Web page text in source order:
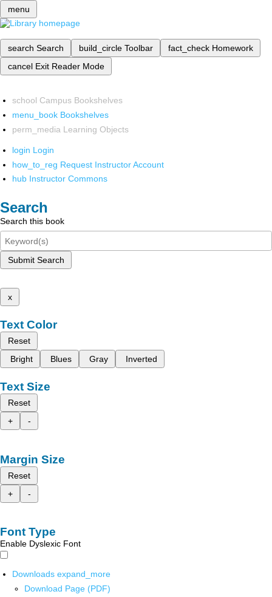
menu
search Search build_circle Toolbar fact_check Homework
cancel Exit Reader Mode
school Campus Bookshelves
menu_book Bookshelves
perm_media Learning Objects
login Login
how_to_reg Request Instructor Account
hub Instructor Commons
Search
Search this book
Submit Search
x
Text Color
Reset
Bright
Blues Gray Inverted
Text Size
Reset
+
-
Margin Size
Reset
+
-
Font Type
Enable Dyslexic Font
Downloads expand_more
Download Page (PDF)